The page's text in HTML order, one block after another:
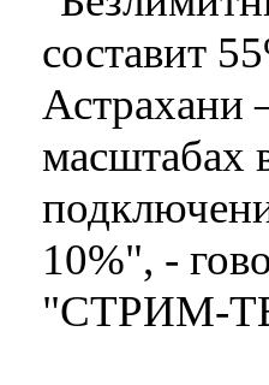
составит
Астрахани
масштабах
10%", -
"СТРИМ-